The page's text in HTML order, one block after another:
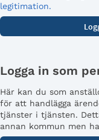
legitimation.
Logga in som
Här kan du som
för att handlägga
tjänster i tjänsten.
annan kommun men